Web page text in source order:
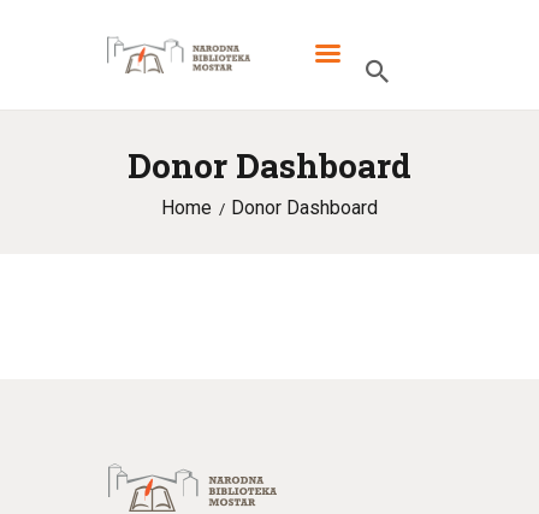
Donor Dashboard
Home Donor Dashboard
POČETNA
AKTUELNOSTI